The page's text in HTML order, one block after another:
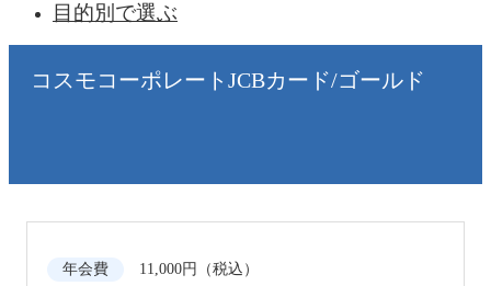
目的別で選ぶ
コスモコーポレートJCBカード/ゴールド
年会費
11,000円（税込）